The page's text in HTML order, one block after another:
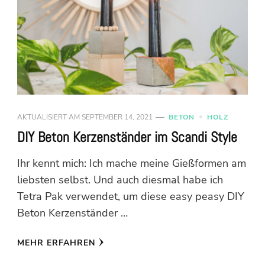
AKTUALISIERT AM SEPTEMBER 14, 2021 BETON HOLZ
DIY Beton Kerzenständer im Scandi Style
Ihr kennt mich: Ich mache meine Gießformen am
liebsten selbst. Und auch diesmal habe ich
Tetra Pak verwendet, um diese easy peasy DIY
Beton Kerzenständer …
MEHR ERFAHREN